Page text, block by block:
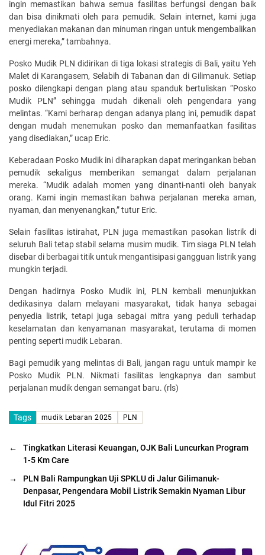
ingin memastikan bahwa semua fasilitas berfungsi dengan baik
dan bisa dinikmati oleh para pemudik. Selain internet, kami juga
menyediakan makanan dan minuman ringan untuk mengembalikan
energi mereka,” tambahnya.
Posko Mudik PLN didirikan di tiga lokasi strategis di Bali, yaitu Yeh
Malet di Karangasem, Selabih di Tabanan dan di Gilimanuk. Setiap
posko dilengkapi dengan plang atau spanduk bertuliskan “Posko
Mudik PLN” sehingga mudah dikenali oleh pengendara yang
melintas. “Kami berharap dengan adanya plang ini, pemudik dapat
dengan mudah menemukan posko dan memanfaatkan fasilitas
yang disediakan,” ucap Eric.
Keberadaan Posko Mudik ini diharapkan dapat meringankan beban
pemudik sekaligus memberikan semangat dalam perjalanan
mereka. “Mudik adalah momen yang dinanti-nanti oleh banyak
orang. Kami ingin memastikan bahwa perjalanan mereka aman,
nyaman, dan menyenangkan,” tutur Eric.
Selain fasilitas istirahat, PLN juga memastikan pasokan listrik di
seluruh Bali tetap stabil selama musim mudik. Tim siaga PLN telah
disebar di berbagai titik untuk mengantisipasi gangguan listrik yang
mungkin terjadi.
Dengan hadirnya Posko Mudik ini, PLN kembali menunjukkan
dedikasinya dalam melayani masyarakat, tidak hanya sebagai
penyedia listrik, tetapi juga sebagai mitra yang peduli terhadap
keselamatan dan kenyamanan masyarakat, terutama di momen
penting seperti mudik Lebaran.
Bagi pemudik yang melintas di Bali, jangan ragu untuk mampir ke
Posko Mudik PLN. Nikmati fasilitas lengkapnya dan sambut
perjalanan mudik dengan semangat baru. (rls)
Tags mudik Lebaran 2025 PLN
←
Tingkatkan Literasi Keuangan, OJK Bali Luncurkan Program
1-5 Km Care
→
PLN Bali Rampungkan Uji SPKLU di Jalur Gilimanuk-
Denpasar, Pengendara Mobil Listrik Semakin Nyaman Libur
Idul Fitri 2025